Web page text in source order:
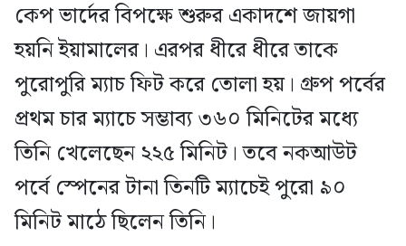
কেপ ভার্দের বিপক্ষে শুরুর একাদশে জায়গা
হয়নি ইয়ামালের। এরপর ধীরে ধীরে তাকে
পুরোপুরি ম্যাচ ফিট করে তোলা হয়। গ্রুপ পর্বের
প্রথম চার ম্যাচে সম্ভাব্য ৩৬০ মিনিটের মধ্যে
তিনি খেলেছেন ২২৫ মিনিট। তবে নকআউট
পর্বে স্পেনের টানা তিনটি ম্যাচেই পুরো ৯০
মিনিট মাঠে ছিলেন তিনি।